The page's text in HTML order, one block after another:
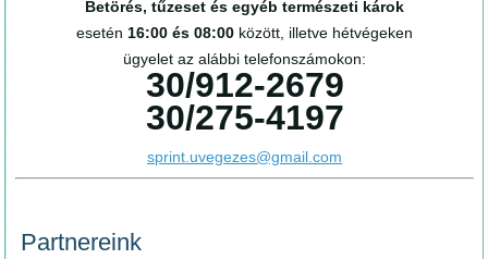
Betörés, tűzeset és egyéb természeti károk
esetén 16:00 és 08:00 között, illetve hétvégeken
ügyelet az alábbi telefonszámokon:
30/912-2679
30/275-4197
sprint.uvegezes@gmail.com
Partnereink